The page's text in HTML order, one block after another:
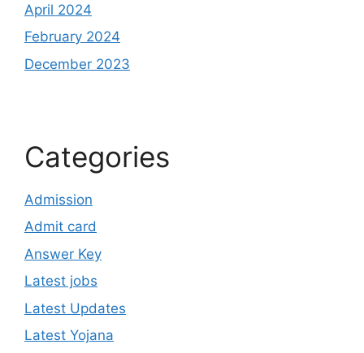
April 2024
February 2024
December 2023
Categories
Admission
Admit card
Answer Key
Latest jobs
Latest Updates
Latest Yojana